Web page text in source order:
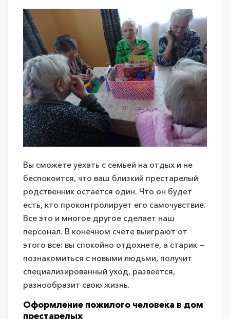
Вы сможете уехать с семьей на отдых и не
беспокоится, что ваш близкий престарелый
родственник остается один. Что он будет
есть, кто проконтролирует его самочувствие.
Все это и многое другое сделает наш
персонал. В конечном счете выиграют от
этого все: вы спокойно отдохнете, а старик —
познакомиться с новыми людьми, получит
специализированный уход, развеется,
разнообразит свою жизнь.
Оформление пожилого человека в дом
престарелых